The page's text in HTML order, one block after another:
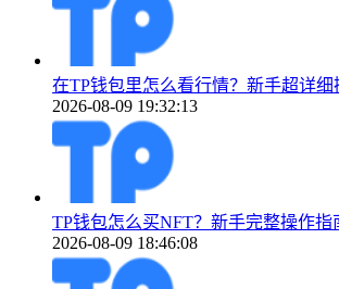
在TP钱包里怎么看行情？新手超详细
2026-08-09 19:32:13
TP钱包怎么买NFT？新手完整操作指
2026-08-09 18:46:08